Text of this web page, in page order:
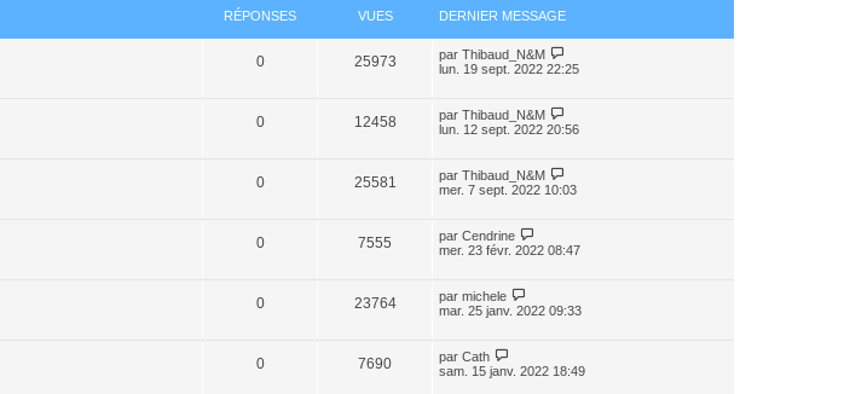
RÉPONSES VUES DERNIER MESSAGE
0 25973 par Thibaud_N&M
lun. 19 sept. 2022 22:25
0 12458 par Thibaud_N&M
lun. 12 sept. 2022 20:56
0 25581 par Thibaud_N&M
mer. 7 sept. 2022 10:03
0 7555 par Cendrine
mer. 23 févr. 2022 08:47
0 23764 par michele
mar. 25 janv. 2022 09:33
0 7690 par Cath
sam. 15 janv. 2022 18:49